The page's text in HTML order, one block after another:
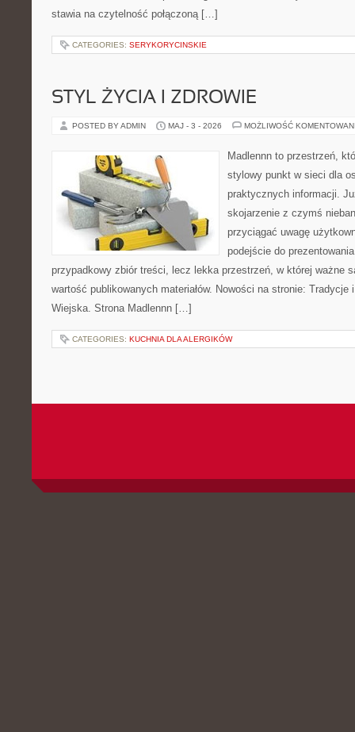
stawia na czytelność połączoną […]
CATEGORIES: SERYKORYCINSKIE
STYL ŻYCIA I ZDROWIE
POSTED BY ADMIN MAJ - 3 - 2026 MOŻLIWOŚĆ
Madlennn to przestrzeń,
stylowy punkt w sieci dla
praktycznych informacji.
skojarzenie z czymś
przyciągać uwagę
podejście do
przypadkowy zbiór treści, lecz lekka przestrzeń, w której ważne
wartość publikowanych materiałów. Nowości na stronie: Tradycje
Wiejska. Strona Madlennn […]
CATEGORIES: KUCHNIA DLA ALERGIKÓW